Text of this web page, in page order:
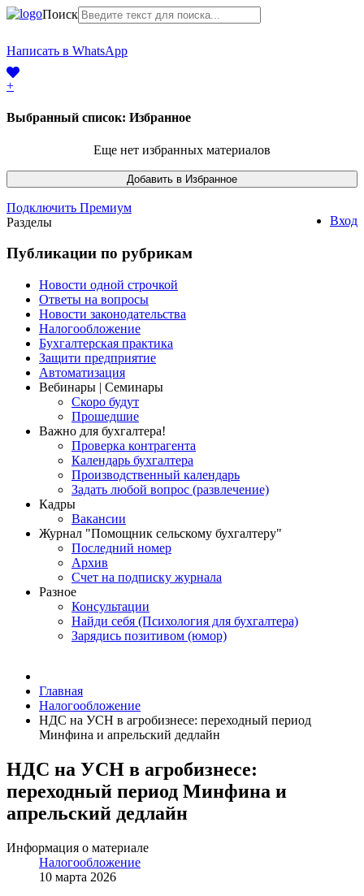
Поиск
Написать в WhatsApp
+
Выбранный список: Избранное
Еще нет избранных материалов
Подключить Премиум
Вход
Разделы
Публикации по рубрикам
Новости одной строчкой
Ответы на вопросы
Новости законодательства
Налогообложение
Бухгалтерская практика
Защити предприятие
Автоматизация
Вебинары | Семинары
Скоро будут
Прошедшие
Важно для бухгалтера!
Проверка контрагента
Календарь бухгалтера
Производственный календарь
Задать любой вопрос (развлечение)
Кадры
Вакансии
Журнал "Помощник сельскому бухгалтеру"
Последний номер
Архив
Счет на подписку журнала
Разное
Консультации
Найди себя (Психология для бухгалтера)
Зарядись позитивом (юмор)
Главная
Налогообложение
НДС на УСН в агробизнесе: переходный период
Минфина и апрельский дедлайн
НДС на УСН в агробизнесе:
переходный период Минфина и
апрельский дедлайн
Информация о материале
Налогообложение
10 марта 2026